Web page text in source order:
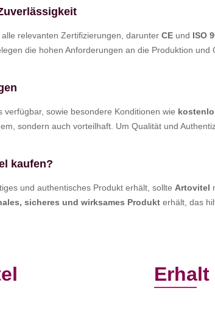
relevanten Zertifizierungen, darunter CE und ISO
die hohen Anforderungen an die Produktion
verfügbar, sowie besondere Konditionen wie
sondern auch vorteilhaft. Um Qualität und
kaufen?
und authentisches Produkt erhält, sollte Artovitel
sicheres und wirksames Produkt erhält, das